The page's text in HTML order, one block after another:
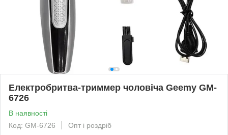
Електробритва-триммер чоловіча Geemy GM-
6726
В наявності
Код: GM-6726
Опт і роздріб